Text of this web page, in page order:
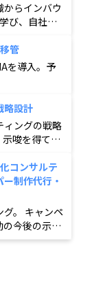
らインバウ
び、自社で
管
を導入。予
略設計
ィングの戦略
唆を得て、
コンサルテ
制作代行・
。 キャンペ
今後の示唆